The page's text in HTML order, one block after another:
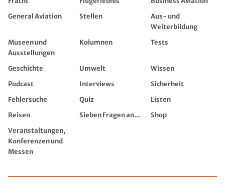
General Aviation
Stellen
Aus- und
Weiterbildung
Museen und
Ausstellungen
Kolumnen Tests
Geschichte Umwelt
Wissen
Podcast
Interviews
Sicherheit
Fehlersuche
Quiz
Listen
Reisen
Sieben Fragen an...
Shop
Veranstaltungen,
Konferenzen und
Messen